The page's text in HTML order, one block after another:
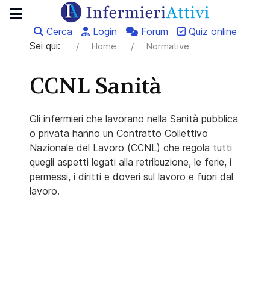
Cerca Login Forum
Quiz online
Sei qui:
Home Normative
CCNL Sanità
Gli infermieri che lavorano nella Sanità pubblica
o privata hanno un Contratto Collettivo
Nazionale del Lavoro (CCNL) che regola tutti
quegli aspetti legati alla retribuzione, le ferie, i
permessi, i diritti e doveri sul lavoro e fuori dal
lavoro.